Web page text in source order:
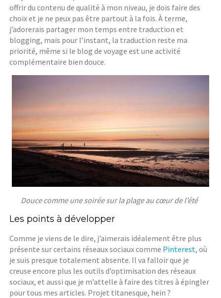
offrir du contenu de qualité à mon niveau, je dois faire des
choix et je ne peux pas être partout à la fois. À terme,
j’adorerais partager mon temps entre traduction et
blogging, mais pour l’instant, la traduction reste ma
priorité, même si le blog de voyage est une activité
complémentaire bien douce.
Douce comme une soirée sur la plage au cœur de l’été
Les points à développer
Comme je viens de le dire, j’aimerais idéalement être plus
présente sur certains réseaux sociaux comme Pinterest, où
je suis presque totalement absente. Il va falloir que je
creuse encore plus les outils d’optimisation des réseaux
sociaux, et aussi que je m’attelle à faire des titres à épingler
pour tous mes articles. Projet titanesque, hein ?